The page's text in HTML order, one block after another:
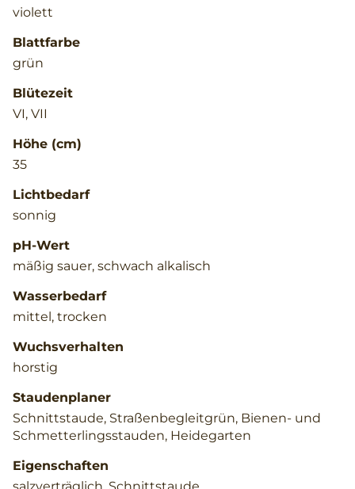
violett
Blattfarbe
grün
Blütezeit
VI, VII
Höhe (cm)
35
Lichtbedarf
sonnig
pH-Wert
mäßig sauer, schwach alkalisch
Wasserbedarf
mittel, trocken
Wuchsverhalten
horstig
Staudenplaner
Schnittstaude, Straßenbegleitgrün, Bienen- und
Schmetterlingsstauden, Heidegarten
Eigenschaften